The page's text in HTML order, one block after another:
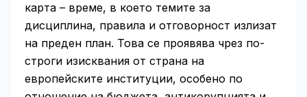
карта – време, в което темите за
дисциплина, правила и отговорност излизат
на преден план. Това се проявява чрез по-
строги изисквания от страна на
европейските институции, особено по